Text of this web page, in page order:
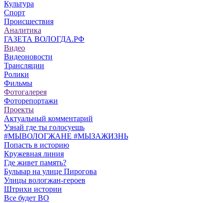
Культура
Спорт
Происшествия
Аналитика
ГАЗЕТА ВОЛОГДА.РФ
Видео
Видеоновости
Трансляции
Ролики
Фильмы
Фотогалерея
Фоторепортажи
Проекты
Актуальный комментарий
Узнай где ты голосуешь
#МЫВОЛОГЖАНЕ #МЫЗАЖИЗНЬ
Попасть в историю
Кружевная линия
Где живет память?
Бульвар на улице Пирогова
Улицы вологжан-героев
Штрихи истории
Все будет ВО